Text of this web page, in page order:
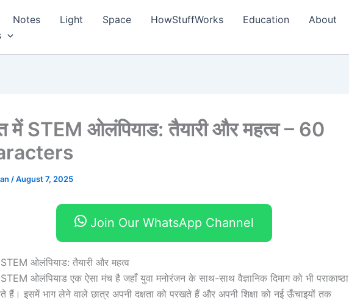
Notes Light Space HowStuffWorks Education About
में STEM ओलंपियाड: तैयारी और महत्व – 60
/August 7, 2025
Join Our WhatsApp Channel
ओलंपियाड: तैयारी और महत्व
ओलंपियाड एक ऐसा मंच है जहाँ युवा मनोरंजन के साथ-साथ वैज्ञानिक दिमाग को भी पराकाष्ठा
इसमें भाग लेने वाले छात्र अपनी दक्षता को परखते हैं और अपनी शिक्षा को नई ऊँचाइयों तक